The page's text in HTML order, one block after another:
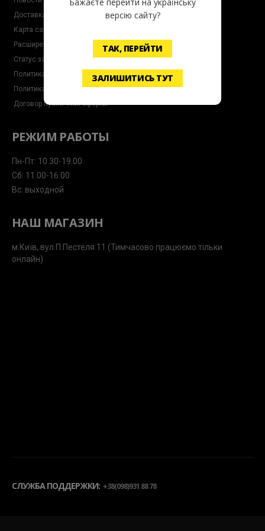
Доставка и Оплата
Карта сайта
Расширенный Поиск
Статус заказа
Политика возврата и обмена товара
Политика безопасности
Договор публичной оферты
РЕЖИМ РАБОТЫ
Пн-Пт: 10.30-19.00
Сб: 11.00-16.00
Вс: выходной
НАШ МАГАЗИН
м.Київ, вул.П.Пестеля 11 (Тимчасово працюємо тільки
онлайн)
СЛУЖБА ПОДДЕРЖКИ: +38(098)931 88 78
версію сайту?
ТАК, ПЕРЕЙТИ
ЗАЛИШИТИСЬ ТУТ